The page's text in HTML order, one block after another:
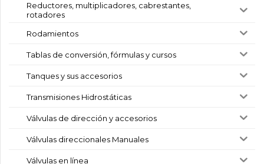
Reductores, multiplicadores, cabrestantes,
rotadores
Rodamientos
Tablas de conversión, fórmulas y cursos
Tanques y sus accesorios
Transmisiones Hidrostáticas
Válvulas de dirección y accesorios
Válvulas direccionales Manuales
Válvulas en línea